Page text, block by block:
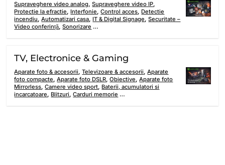
Supraveghere video analog,Supraveghere video IP,
Protectie la efractie, Interfonie,Control acces, Detectie
incendiu,Automatizari casa, IT & Digital Signage,Securitate –
Video conferință,Sonorizare …
TV, Electronice & Gaming
Aparate foto & accesorii,Televizoare & accesorii,Aparate
foto compacte,Aparate foto DSLR,Obiective,Aparate foto
Mirrorless,Camere video sport, Baterii, acumulatori si
incarcatoare, Blitzuri,Carduri memorie …